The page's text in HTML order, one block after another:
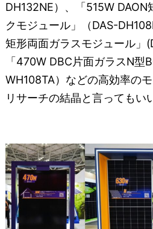
DH132NE）、「515W DAON
クモジュール」（DAS-
矩形両面ガラスモジュール」
「470W DBC片面ガラスN型
WH108TA）などの高効率の
リサーチの結晶と言ってもい